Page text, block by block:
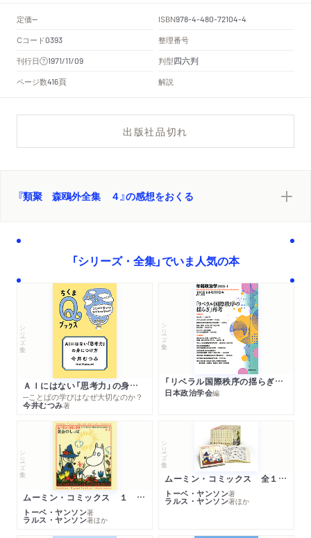
定価-- ISBN978-4-480-72104-4
Cコード0393
整理番号
刊行日
1971/11/09 判型四六判
ページ数416頁 解説
出版社品切れ
『類聚 森鴎外全集 ４』の感想をおくる
「シリーズ・全集」でいま人気の本
シリーズ・全集
ＡＩにはない「思考力」の身につけ方
─ことばの学びはなぜ大切なのか？
今井むつみ著
シリーズ・全集
「リベラル国際秩序の揺らぎ」再考 年報政治学２０２６‐Ⅰ
日本政治学会編
シリーズ・全集
ムーミン・コミックス １ 黄金のしっぽ
トーベ・ヤンソン著
ラルス・ヤンソン著ほか
シリーズ・全集
ムーミン・コミックス 全１４巻セット
トーベ・ヤンソン著
ラルス・ヤンソン著ほか